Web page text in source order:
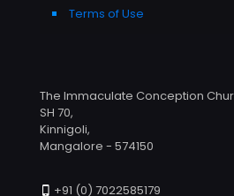
Terms of Use
The Immaculate Conception
SH 70,
Kinnigoli,
Mangalore - 574150
+91 (0) 7022585179